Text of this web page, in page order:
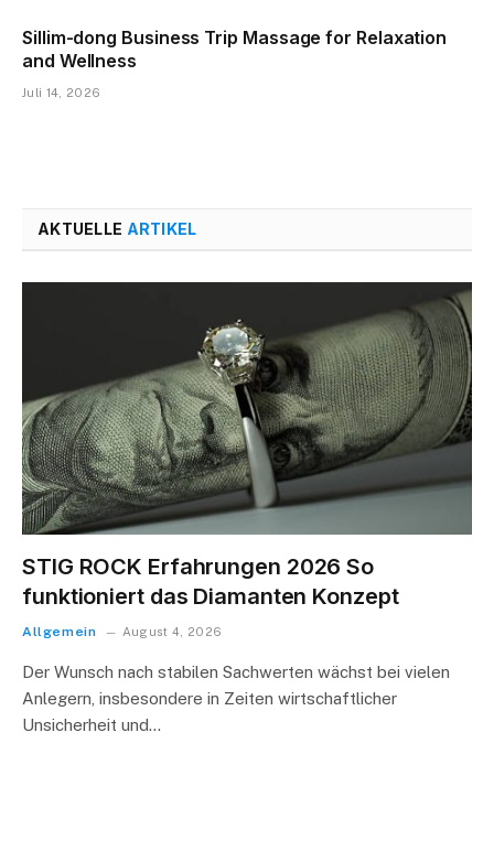
Sillim-dong Business Trip Massage for Relaxation
and Wellness
Juli 14, 2026
AKTUELLE ARTIKEL
STIG ROCK Erfahrungen 2026 So
funktioniert das Diamanten Konzept
Allgemein August 4, 2026
Der Wunsch nach stabilen Sachwerten wächst bei vielen
Anlegern, insbesondere in Zeiten wirtschaftlicher
Unsicherheit und…